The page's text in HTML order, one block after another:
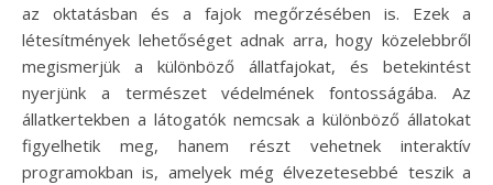
az oktatásban és a fajok megőrzésében is. Ezek a
létesítmények lehetőséget adnak arra, hogy közelebbről
megismerjük a különböző állatfajokat, és betekintést
nyerjünk a természet védelmének fontosságába. Az
állatkertekben a látogatók nemcsak a különböző állatokat
figyelhetik meg, hanem részt vehetnek interaktív
programokban is, amelyek még élvezetesebbé teszik a